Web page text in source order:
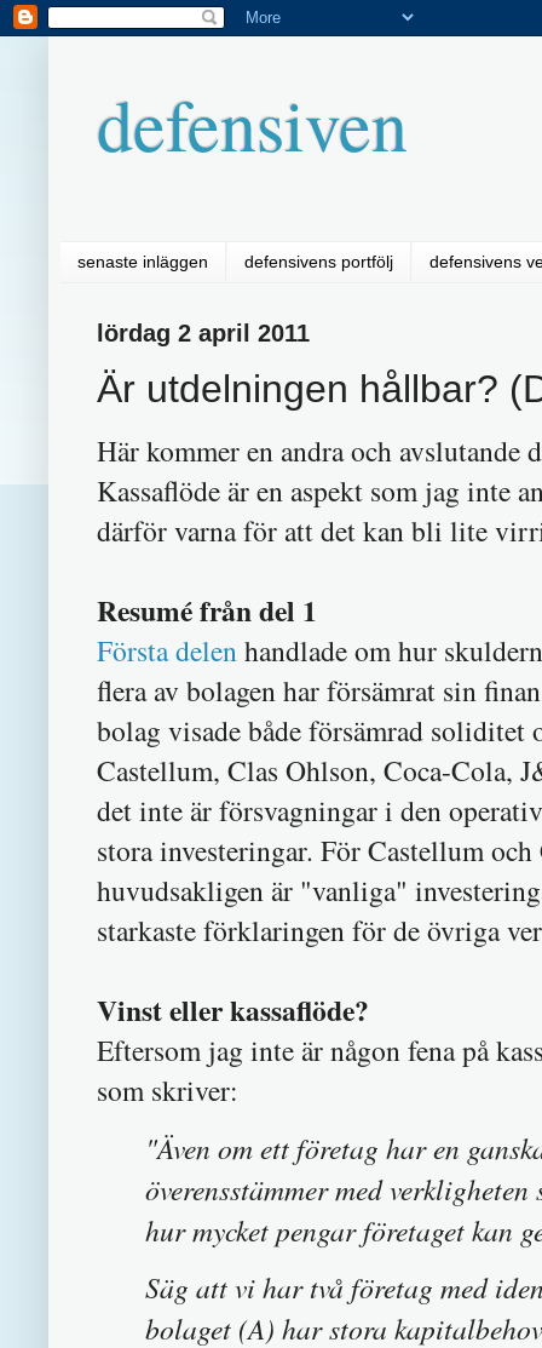
defensiven
senaste inläggen defensivens portfölj defensivens
lördag 2 april 2011
Är utdelningen hållbar?
Här kommer en andra och
Kassaflöde är en aspekt som jag inte
därför varna för att det kan bli lite
Resumé från del 1
Första delenhandlade om hur
flera av bolagen har försämrat sin
bolag visade både försämrad soliditet
Castellum, Clas Ohlson, Coca-Cola,
det inte är försvagningar i den
stora investeringar. För Castellum
huvudsakligen är "vanliga"
starkaste förklaringen för de övriga
Vinst eller kassaflöde?
Eftersom jag inte är någon fena på
som skriver:
"Även om ett företag har en
överensstämmer med
hur mycket pengar företaget kan
Säg att vi har två företag med
bolaget (A) har stora